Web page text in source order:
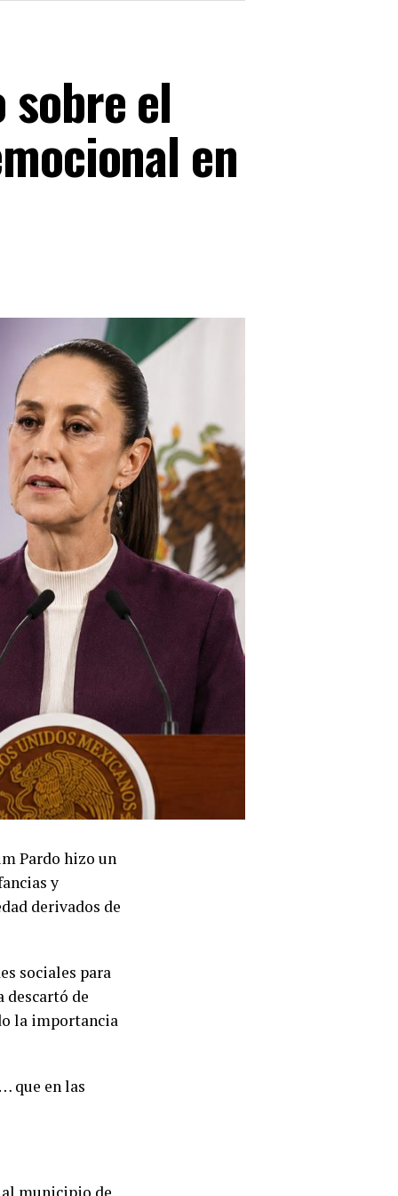
el
en
Pardo hizo un
y
derivados de
sociales para
descartó de
la importancia
que en las
municipio de